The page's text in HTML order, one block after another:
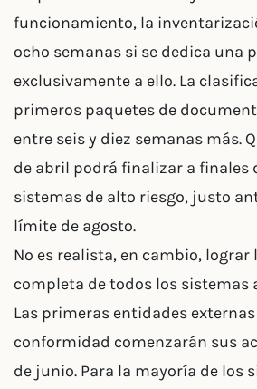
funcionamiento, la
ocho semanas si se dedica una
exclusivamente a ello. La
primeros paquetes de
entre seis y diez semanas más.
de abril podrá finalizar a finales
sistemas de alto riesgo, justo
límite de agosto.
No es realista, en cambio,
completa de todos los sistemas
Las primeras entidades
conformidad comenzarán sus
de junio. Para la mayoría de los